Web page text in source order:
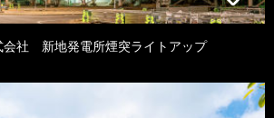
会社 新地発電所煙突ライトアップ